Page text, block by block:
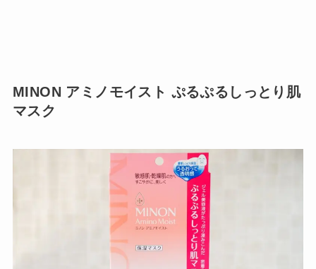
MINON アミノモイスト ぷるぷるしっとり肌
マスク